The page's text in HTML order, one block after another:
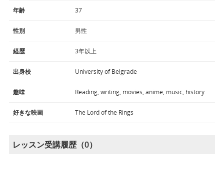
年齢 37
性別 男性
経歴 3年以上
出身校 University of Belgrade
趣味 Reading, writing, movies, anime, music, history
好きな映画 The Lord of the Rings
レッスン受講履歴（0）